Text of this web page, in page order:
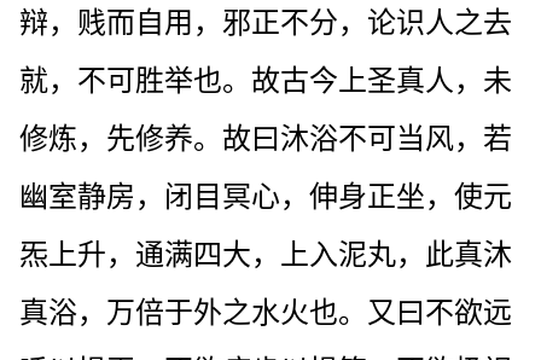
辩，贱而自用，邪正不分，论识人之去
就，不可胜举也。故古今上圣真人，未
修炼，先修养。故曰沐浴不可当风，若
幽室静房，闭目冥心，伸身正坐，使元
炁上升，通满四大，上入泥丸，此真沐
真浴，万倍于外之水火也。又曰不欲远